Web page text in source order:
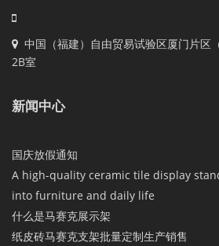
中国（福建）自由贸易试验区厦门片区
2B室
新闻中心
国庆放假通知
A high-quality ceramic tile display
into furniture and daily life
什么是马赛克展示架
纸皮砖马赛克支架批量定制生产销售